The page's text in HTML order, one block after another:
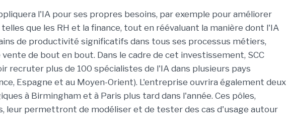
l'IA pour ses propres besoins, par exemple pour améliorer
que les RH et la finance, tout en réévaluant la manière dont l'IA
de productivité significatifs dans tous ses processus métiers,
de bout en bout. Dans le cadre de cet investissement, SCC
recruter plus de 100 spécialistes de l'IA dans plusieurs pays
Espagne et au Moyen-Orient). L'entreprise ouvrira également deux
à Birmingham et à Paris plus tard dans l'année. Ces pôles,
leur permettront de modéliser et de tester des cas d'usage autour